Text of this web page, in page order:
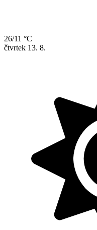
26/11 °C
čtvrtek 13. 8.